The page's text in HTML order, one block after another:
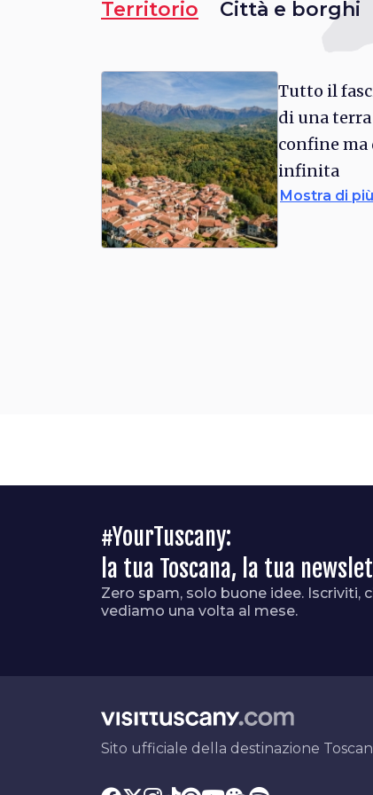
talare.
probabilmente realizzate fra il
Territorio Città e borghi
Tutto il
di una
confine
infinita
Mostra di più
#YourTuscany:
la tua Toscana, la tua
Zero spam, solo buone idee. Iscriviti,
vediamo una volta al mese.
Sito ufficiale della destinazione